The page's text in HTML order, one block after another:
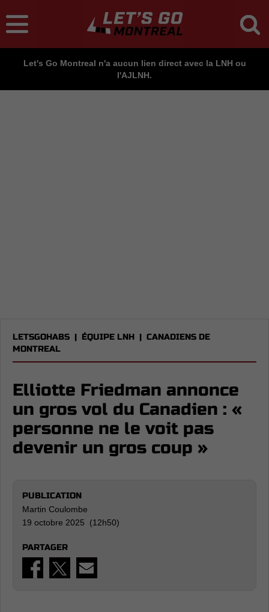
Let's Go Montreal n'a aucun lien direct avec la LNH ou
l'AJLNH.
LETSGOHABS | ÉQUIPE LNH | CANADIENS DE
MONTREAL
Elliotte Friedman annonce
un gros vol du Canadien : «
personne ne le voit pas
devenir un gros coup »
PUBLICATION
Martin Coulombe
19 octobre 2025 (12h50)
PARTAGER